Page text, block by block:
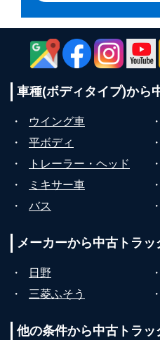
車種(ボディタイプ)から
・ ウイング車 ・
・
平ボディ ・
・
トレーラー・ヘッド ・
・
ミキサー車 ・
・
バス ・
メーカーから中古トラッ
・ 日野 ・
・
三菱ふそう ・
他の条件から中古トラッ